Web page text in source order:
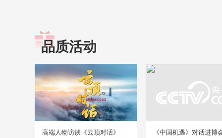
品质活动
高端人物访谈《云顶对话》
《中国机遇》对话进博